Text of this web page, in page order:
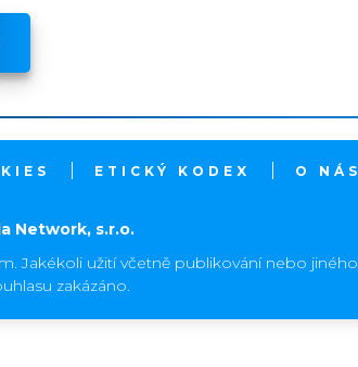
ETICKÝ KODEX O NÁS
Network, s.r.o.
Jakékoli užití včetně publikování nebo jiného
zakázáno.